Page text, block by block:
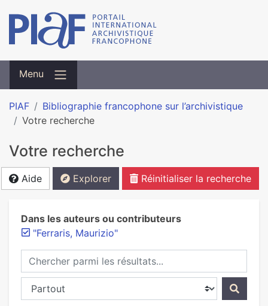
Menu
PIAF
Bibliographie francophone sur l’archivistique
Votre recherche
Votre recherche
Aide Explorer Réinitialiser la recherche
Dans les auteurs ou contributeurs
"Ferraris, Maurizio"
Chercher parmi les résultats...
Chercher dans...